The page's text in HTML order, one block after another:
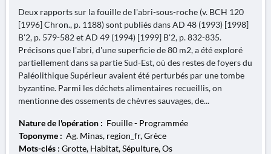
Deux rapports sur la fouille de l'abri-sous-roche (v. BCH 120
[1996] Chron., p. 1188) sont publiés dans AD 48 (1993) [1998]
B'2, p. 579-582 et AD 49 (1994) [1999] B'2, p. 832-835.
Précisons que l'abri, d'une superficie de 80 m2, a été exploré
partiellement dans sa partie Sud-Est, où des restes de foyers du
Paléolithique Supérieur avaient été perturbés par une tombe
byzantine. Parmi les déchets alimentaires recueillis, on
mentionne des ossements de chèvres sauvages, de...
Nature de l'opération : Fouille - Programmée
Toponyme : Ag. Minas, region_fr, Grèce
Mots-clés : Grotte, Habitat, Sépulture, Os